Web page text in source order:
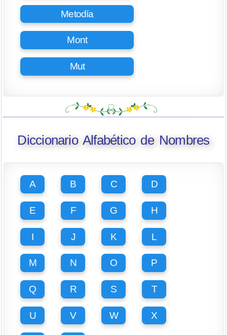
Metodía
Mont
Mut
Diccionario Alfabético de Nombres
A B C D
E F G H
I J K L
M N O P
Q R S T
U V W X